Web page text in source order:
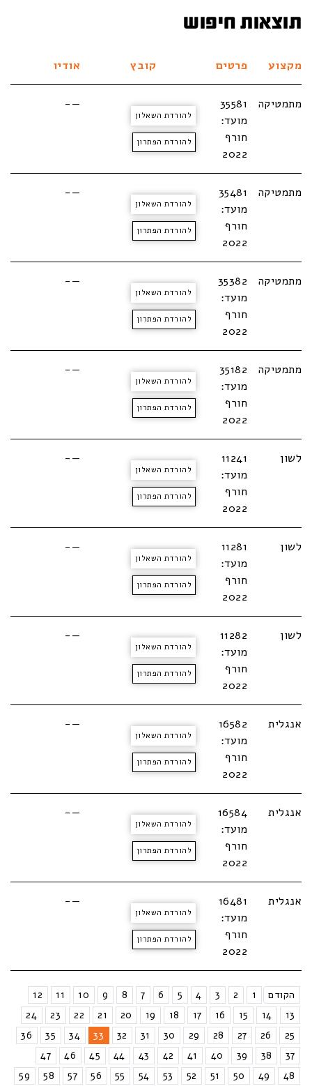
תוצאות חיפוש
מקצוע פרטים קובץ אודיו
מתמטיקה
35581
מועד:
חורף
2022
להורדת השאלון
להורדת הפתרון
—-
מתמטיקה
35481
מועד:
חורף
2022
להורדת השאלון
להורדת הפתרון
—-
מתמטיקה
35382
מועד:
חורף
2022
להורדת השאלון
להורדת הפתרון
—-
מתמטיקה
35182
מועד:
חורף
2022
להורדת השאלון
להורדת הפתרון
—-
לשון
11241
מועד:
חורף
2022
להורדת השאלון
להורדת הפתרון
—-
לשון
11281
מועד:
חורף
2022
להורדת השאלון
להורדת הפתרון
—-
לשון
11282
מועד:
חורף
2022
להורדת השאלון
להורדת הפתרון
—-
אנגלית
16582
מועד:
חורף
2022
להורדת השאלון
להורדת הפתרון
—-
אנגלית
16584
מועד:
חורף
2022
להורדת השאלון
להורדת הפתרון
—-
אנגלית
16481
מועד:
חורף
2022
להורדת השאלון
להורדת הפתרון
—-
הקודם 1
2
3
4
5
6
7
8
9
10
11
12
13
14
15
16
17
18
19
20
21
22
23
24
25
26
27
28
29
30
31
32
33
34
35
36
37
38
39
40
41
42
43
44
45
46
47
48
49
50
51
52
53
54
55
56
57
58
59